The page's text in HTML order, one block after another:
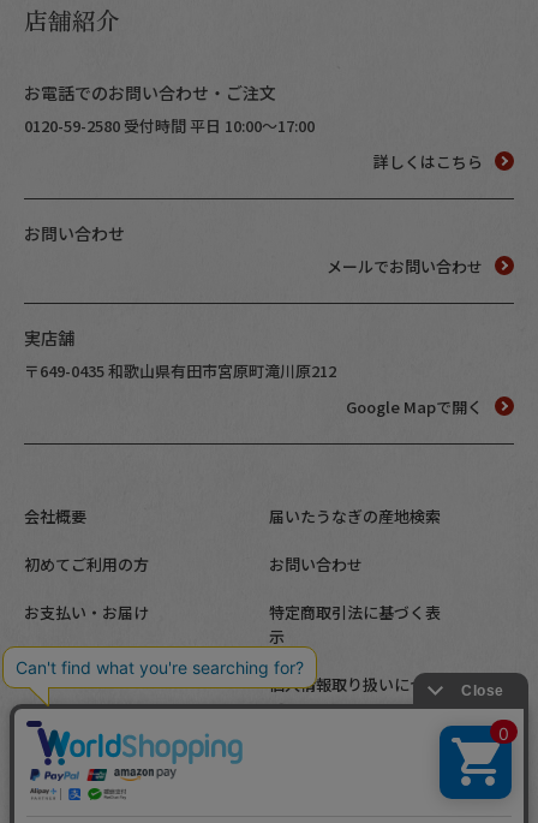
店舗紹介
お電話でのお問い合わせ・ご注文
0120-59-2580 受付時間 平日 10:00～17:00
詳しくはこちら
お問い合わせ
メールでお問い合わせ
実店舗
〒649-0435 和歌山県有田市宮原町滝川原212
Google Mapで開く
会社概要
初めてご利用の方
お支払い・お届け
メルマガ登録
届いたうなぎの産地検索
お問い合わせ
特定商取引法に基づく表
示
個人情報取り扱いについ
て